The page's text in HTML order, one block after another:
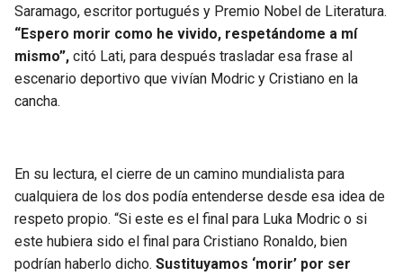
FALCONS
PANTHERS
TRAIL BLAZERS
JAZZ
Saramago, escritor portugués y Premio Nobel de Literatura.
“Espero morir como he vivido, respetándome a mí
mismo”, citó Lati, para después trasladar esa frase al
escenario deportivo que vivían Modric y Cristiano en la
cancha.
En su lectura, el cierre de un camino mundialista para
cualquiera de los dos podía entenderse desde esa idea de
respeto propio. “Si este es el final para Luka Modric o si
este hubiera sido el final para Cristiano Ronaldo, bien
podrían haberlo dicho. Sustituyamos ‘morir’ por ser